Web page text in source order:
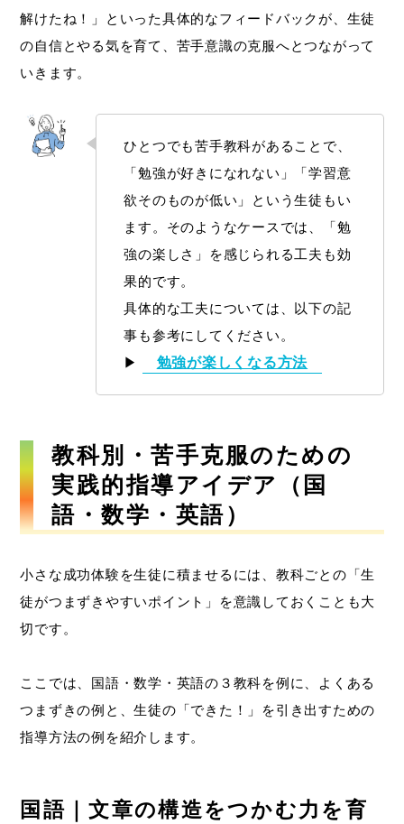
解けたね！」といった具体的なフィードバックが、生徒
の自信とやる気を育て、苦手意識の克服へとつながって
いきます。
ひとつでも苦手教科があることで、
「勉強が好きになれない」「学習意
欲そのものが低い」という生徒もい
ます。そのようなケースでは、「勉
強の楽しさ」を感じられる工夫も効
果的です。
具体的な工夫については、以下の記
事も参考にしてください。
▶
勉強が楽しくなる方法
教科別・苦手克服のための
実践的指導アイデア（国
語・数学・英語）
小さな成功体験を生徒に積ませるには、教科ごとの「生
徒がつまずきやすいポイント」を意識しておくことも大
切です。
ここでは、国語・数学・英語の３教科を例に、よくある
つまずきの例と、生徒の「できた！」を引き出すための
指導方法の例を紹介します。
国語｜文章の構造をつかむ力を育